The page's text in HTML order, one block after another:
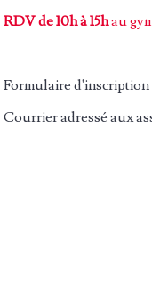
RDV de 10h à 15hau
Formulaire
Courrier adressé aux